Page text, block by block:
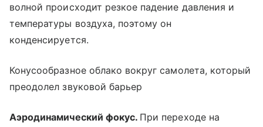
волной происходит резкое падение давления и
температуры воздуха, поэтому он
конденсируется.
Конусообразное облако вокруг самолета, который
преодолел звуковой барьер
Аэродинамический фокус. При переходе на